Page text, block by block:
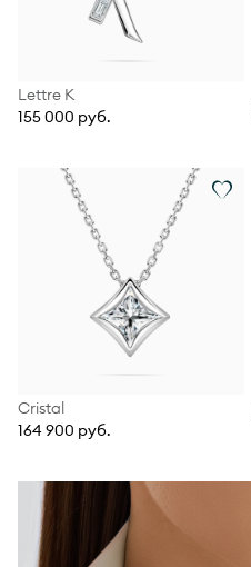
Lettre К
155 000 руб.
Cristal
164 900 руб.